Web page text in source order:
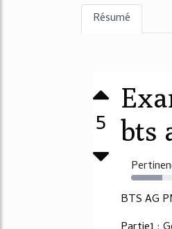
Résumé
5 bts
64%
BTS AG